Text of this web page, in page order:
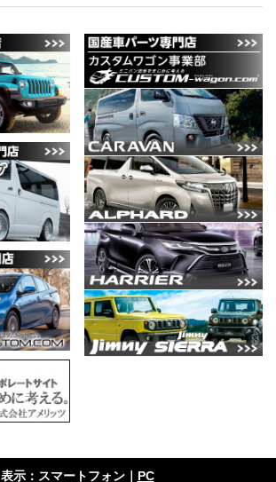
表示：スマートフォン｜ PC